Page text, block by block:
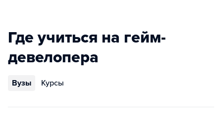
Где учиться на гейм-
девелопера
Вузы Курсы